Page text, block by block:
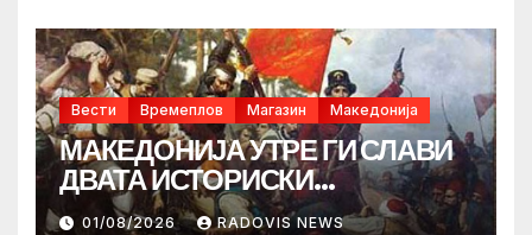
Вести Времеплов Магазин Македонија
МАКЕДОНИЈА УТРЕ ГИ СЛАВИ
ДВАТА ИСТОРИСКИ
ИЛИНДЕНА!
01/08/2026 RADOVIS NEWS